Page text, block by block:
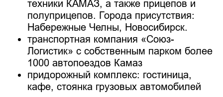
техники КАМАЗ, а также прицепов и
полуприцепов. Города присутствия:
Набережные Челны, Новосибирск.
транспортная компания «Союз-
Логистик» с собственным парком более
1000 автопоездов Камаз
придорожный комплекс: гостиница,
кафе, стоянка грузовых автомобилей